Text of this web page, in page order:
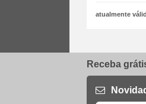
atualmente
Receba